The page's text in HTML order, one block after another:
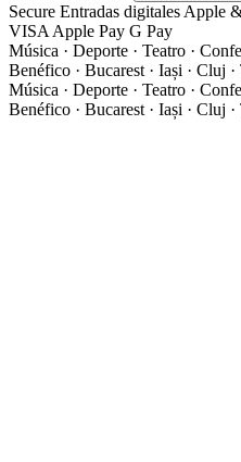
Secure Entradas digitales Apple
VISA Apple Pay G Pay
Música · Deporte · Teatro ·
Benéfico · Bucarest · Iași · Cluj
Música · Deporte · Teatro ·
Benéfico · Bucarest · Iași · Cluj